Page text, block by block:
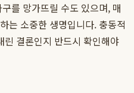
를 망가뜨릴 수도 있으며, 매
는 소중한 생명입니다. 충동적
린 결론인지 반드시 확인해야